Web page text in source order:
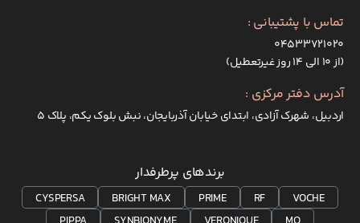
تماس با پشتیبانی :
۰۴۵۳۳۷۲۱۰۲۰
(از ۱۰ الی ۱۴ روز غیرتعطیل)
آدرس دفتر مرکزی :
اردبیل، شهرک آزادی، ابتدای خیابان آذربایجان، نبش بلوک یکم، پلاک 5
برندهای پرطرفدار
VOCHE
RF
PRIME
BRIGHT MAX
CYSPERSA